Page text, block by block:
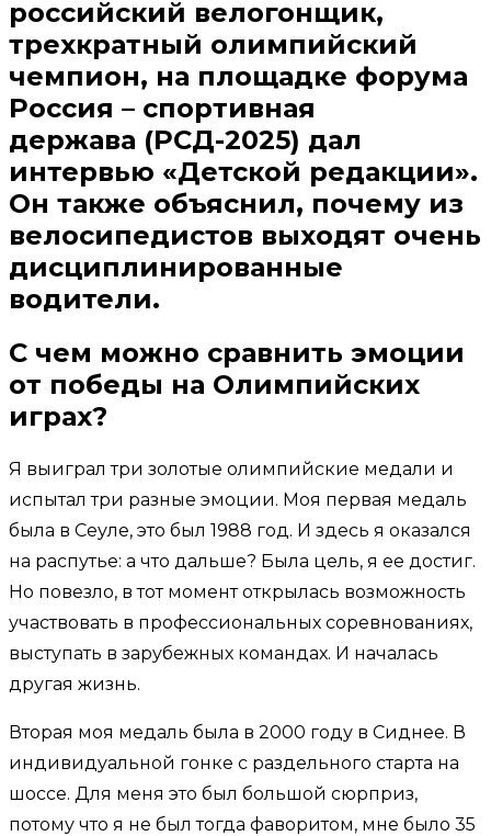
российский велогонщик,
трехкратный олимпийский
чемпион, на площадке форума
Россия – спортивная
держава (РСД-2025) дал
интервью «Детской редакции».
Он также объяснил, почему из
велосипедистов выходят очень
дисциплинированные
водители.
С чем можно сравнить эмоции
от победы на Олимпийских
играх?
Я выиграл три золотые олимпийские медали и
испытал три разные эмоции. Моя первая медаль
была в Сеуле, это был 1988 год. И здесь я оказался
на распутье: а что дальше? Была цель, я ее достиг.
Но повезло, в тот момент открылась возможность
участвовать в профессиональных соревнованиях,
выступать в зарубежных командах. И началась
другая жизнь.
Вторая моя медаль была в 2000 году в Сиднее. В
индивидуальной гонке с раздельного старта на
шоссе. Для меня это был большой сюрприз,
потому что я не был тогда фаворитом, мне было 35